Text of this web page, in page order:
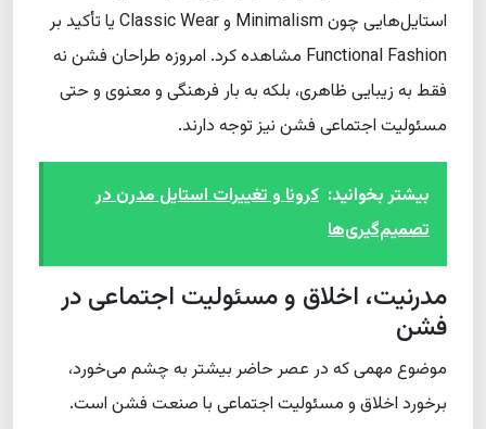
استایل‌هایی چون Minimalism و Classic Wear یا تأکید بر
Functional Fashion مشاهده کرد. امروزه طراحان فشن نه
فقط به زیبایی ظاهری، بلکه به بار فرهنگی و معنوی و حتی
مسئولیت اجتماعی فشن نیز توجه دارند.
بیشتر بخوانید: کرونا و تغییرات استایل مدرن در
تصمیم‌گیری‌ها
مدرنیت، اخلاق و مسئولیت اجتماعی در
فشن
موضوع مهمی که در عصر حاضر بیشتر به چشم می‌خورد،
برخورد اخلاق و مسئولیت اجتماعی با صنعت فشن است.